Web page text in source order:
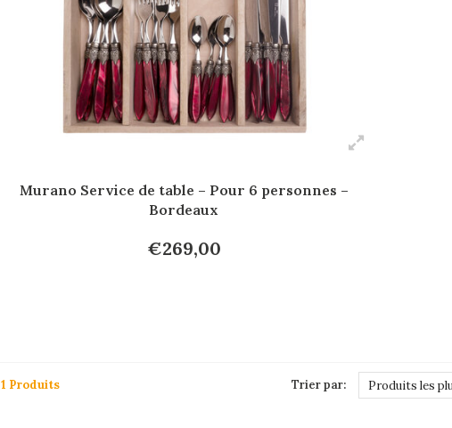
Murano Service de table – Pour 6 personnes –
Bordeaux
€269,00
1 Produits Trier par: Produits les